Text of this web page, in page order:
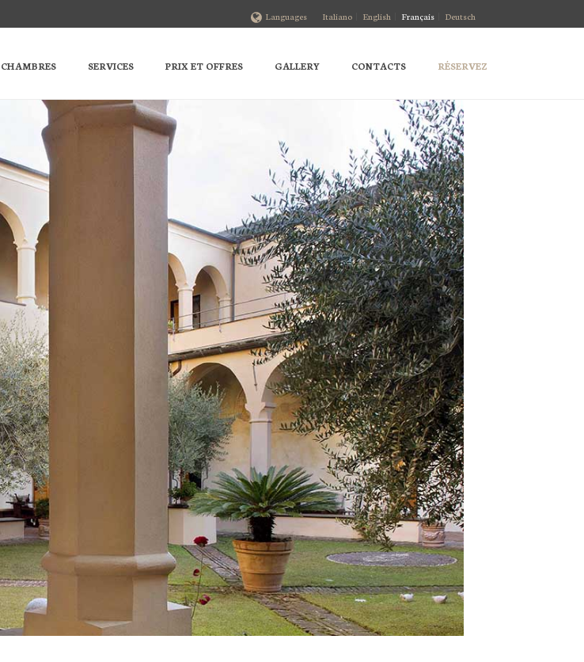
Italiano English Français Deutsch
Languages
CHAMBRES SERVICES PRIX ET OFFRES GALLERY CONTACTS RÉSERVEZ